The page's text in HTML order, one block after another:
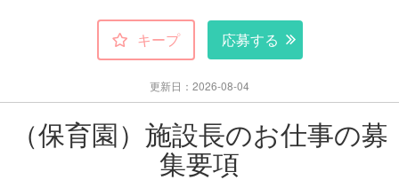
キープ 応募する
更新日：2026-08-04
（保育園）施設長のお仕事の募
集要項